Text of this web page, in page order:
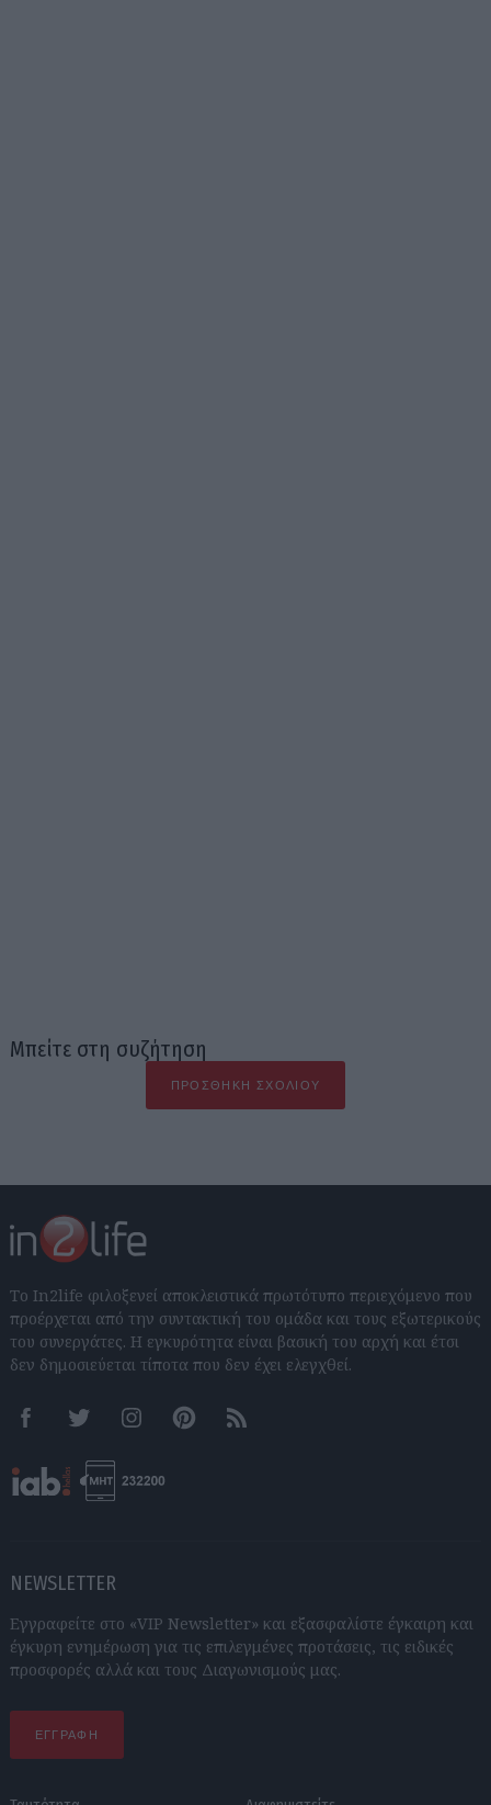
Μπείτε στη συζήτηση
ΠΡΟΣΘΉΚΗ ΣΧΟΛΊΟΥ
Το In2life φιλοξενεί αποκλειστικά πρωτότυπο περιεχόμενο που
προέρχεται από την συντακτική του ομάδα και τους εξωτερικούς
του συνεργάτες. Η εγκυρότητα είναι βασική του αρχή και έτσι
δεν δημοσιεύεται τίποτα που δεν έχει ελεγχθεί.
FacebookTwitter InstagramPinterestRSS feeds
NEWSLETTER
Εγγραφείτε στο «VIP Newsletter» και εξασφαλίστε έγκαιρη και
έγκυρη ενημέρωση για τις επιλεγμένες προτάσεις, τις ειδικές
προσφορές αλλά και τους Διαγωνισμούς μας.
ΕΓΓΡΑΦΗ